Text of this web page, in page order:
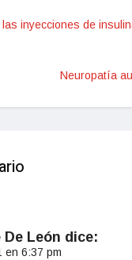
inyecciones de
Neuropatía
De León dice:
en 6:37 pm